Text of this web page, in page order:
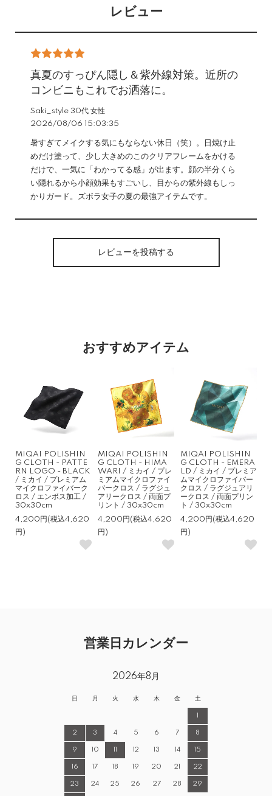
レビュー
真夏のすっぴん隠し＆紫外線対策。近所の
コンビニもこれでお洒落に。
Saki_style 30代 女性
2026/08/06 15:03:35
暑すぎてメイクする気にもならない休日（笑）。日焼け止
めだけ塗って、少し大きめのこのクリアフレームをかける
だけで、一気に「わかってる感」が出ます。顔の半分くら
い隠れるから小顔効果もすごいし、目からの紫外線もしっ
かりガード。ズボラ女子の夏の最強アイテムです。
レビューを投稿する
おすすめアイテム
MIQAI POLISHIN
G CLOTH - PATTE
RN LOGO - BLACK
/ ミカイ / プレミアム
マイクロファイバーク
ロス / エンボス加工 /
30x30cm
4,200円(税込4,620
円)
MIQAI POLISHIN
G CLOTH - HIMA
WARI / ミカイ / プレ
ミアムマイクロファイ
バークロス / ラグジュ
アリークロス / 両面プ
リント / 30x30cm
4,200円(税込4,620
円)
MIQAI POLISHIN
G CLOTH - EMERA
LD / ミカイ / プレミア
ムマイクロファイバー
クロス / ラグジュアリ
ークロス / 両面プリン
ト / 30x30cm
4,200円(税込4,620
円)
営業日カレンダー
2026年8月
日 月 火 水 木 金 土
1
2 3 4 5 6 7 8
9 10 11 12 13 14 15
16 17 18 19 20 21 22
23 24 25 26 27 28 29